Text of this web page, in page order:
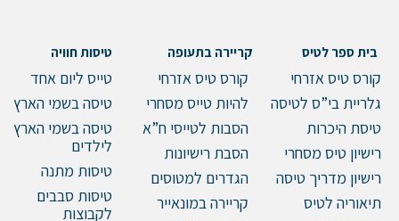
בית ספר לטיס
קורס טיס אזרחי
גלריית בי”ס לטיסה
טיסת היכרות
רישיון טיס מסחרי
רישיון מדריך טיסה
תיאוריה לטיס
קריירה בתעופה
קורס טיס אזרחי
להיות טייס מסחרי
הסבות לטייסי ח”א
הסבת רישיונות
הגדרים למטוסים
קריירה במונאייר
טיסות חוויה
טייס ליום אחד
טיסה בשמי הארץ
טיסה בשמי הארץ
לילדים
טיסות מתנה
טיסות סבבים
לקבוצות